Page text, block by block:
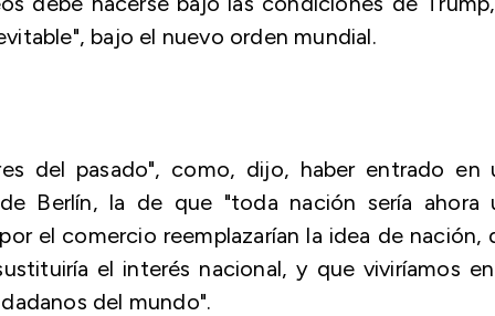
bajo el nuevo orden mundial.
del pasado", como, dijo, haber entrado en
Berlín, la de que "toda nación sería ahora
el comercio reemplazarían la idea de nación,
el interés nacional, y que viviríamos
del mundo".